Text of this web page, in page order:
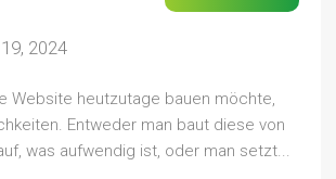
2024
Website heutzutage bauen möchte,
Entweder man baut diese von
was aufwendig ist, oder man setzt...